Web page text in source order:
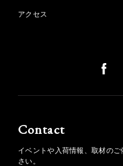
アクセス
Contact
イベントや入荷情報、取材の
さい。